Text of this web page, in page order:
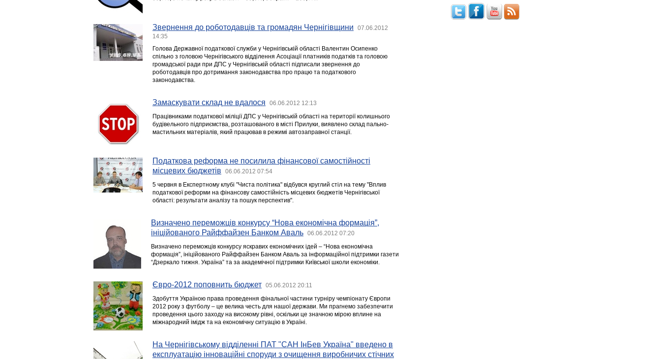
Звернення до роботодавців та громадян Чернігівщини
07.06.2012
14:35
Голова Державної податкової служби у Чернігівській області Валентин Осипенко
спільно з головою Чернігівського відділення Асоціації платників податків та головою
громадської ради при ДПС у Чернігівській області підписали звернення до
роботодавців про дотримання законодавства про працю та податкового
законодавства.
Замаскувати склад не вдалося 06.06.2012 12:13
Працівниками податкової міліції ДПС у Чернігівській області на території колишнього
будівельного підприємства, розташованого в місті Прилуки, виявлено склад пально-
мастильних матеріалів, який працював в режимі автозаправної станції.
Податкова реформа не посилила фінансової самостійності
місцевих бюджетів
06.06.2012 07:54
5 червня в Експертному клубі "Чиста політика" відбувся круглий стіл на тему "Вплив
податкової реформи на фінансову самостійність місцевих бюджетів Чернігівської
області: результати аналізу та пошук перспектив".
Визначено переможців конкурсу “Нова економічна формація”,
ініційованого Райффайзен Банком Аваль
06.06.2012 07:20
Визначено переможців конкурсу яскравих економічних ідей – “Нова економічна
формація”, ініційованого Райффайзен Банком Аваль за інформаційної підтримки газети
“Дзеркало тижня. Україна” та за академічної підтримки Київської школи економіки.
Євро-2012 поповнить бюджет 05.06.2012 20:11
Здобуття Україною права проведення фінальної частини турніру чемпіонату Європи
2012 року з футболу – це велика честь для нашої держави. Ми прагнемо забезпечити
проведення цього заходу на високому рівні, оскільки це значною мірою вплине на
міжнародний імідж та на економічну ситуацію в Україні.
На Чернігівському відділенні ПАТ "САН ІнБев Україна" введено в
експлуатацію інноваційні споруди з очищення виробничих стічних